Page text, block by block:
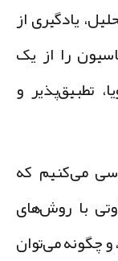
یادگیری از
را از یک
و
می‌کنیم که
با روش‌های
می‌توان